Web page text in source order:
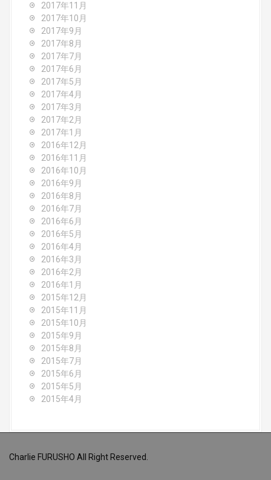
2017年11月
2017年10月
2017年9月
2017年8月
2017年7月
2017年6月
2017年5月
2017年4月
2017年3月
2017年2月
2017年1月
2016年12月
2016年11月
2016年10月
2016年9月
2016年8月
2016年7月
2016年6月
2016年5月
2016年4月
2016年3月
2016年2月
2016年1月
2015年12月
2015年11月
2015年10月
2015年9月
2015年8月
2015年7月
2015年6月
2015年5月
2015年4月
Charlie FURUSHO All Right Reserved.